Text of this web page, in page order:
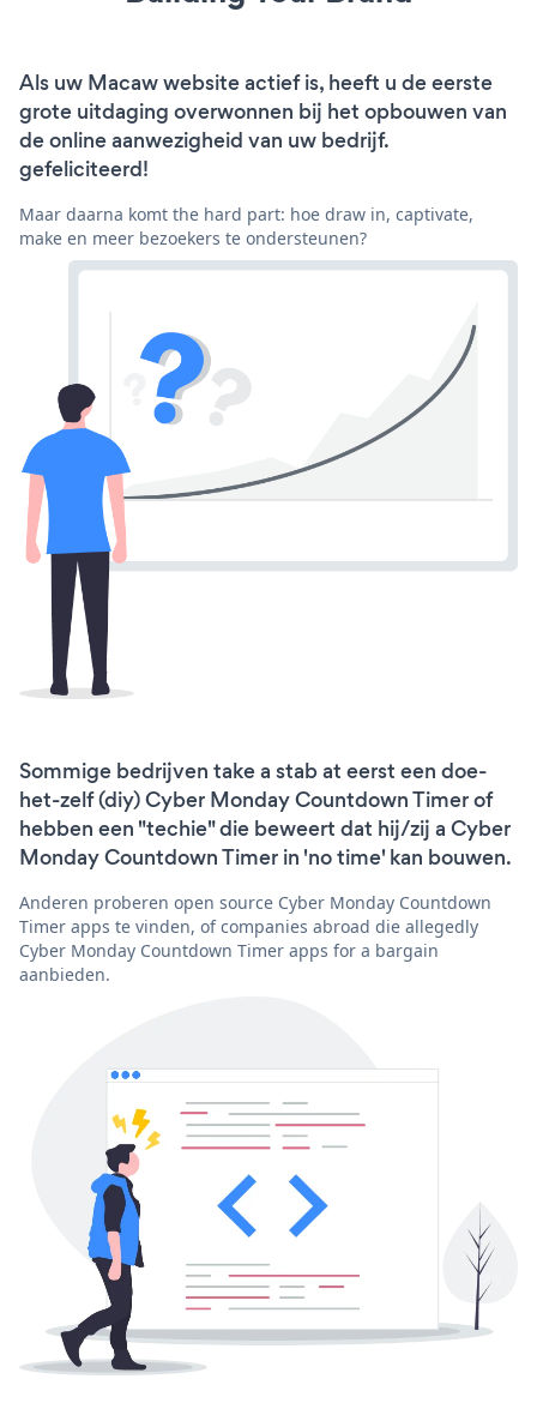
Als uw Macaw website actief is, heeft u de eerste
grote uitdaging overwonnen bij het opbouwen van
de online aanwezigheid van uw bedrijf.
gefeliciteerd!
Maar daarna komt the hard part: hoe draw in, captivate,
make en meer bezoekers te ondersteunen?
Sommige bedrijven take a stab at eerst een doe-
het-zelf (diy) Cyber Monday Countdown Timer of
hebben een "techie" die beweert dat hij/zij a Cyber
Monday Countdown Timer in 'no time' kan bouwen.
Anderen proberen open source Cyber Monday Countdown
Timer apps te vinden, of companies abroad die allegedly
Cyber Monday Countdown Timer apps for a bargain
aanbieden.